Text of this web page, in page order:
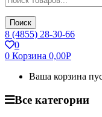
Поиск
8 (4855) 28-30-66
0
0 Корзина 0,00Р
Ваша корзина
Все категории